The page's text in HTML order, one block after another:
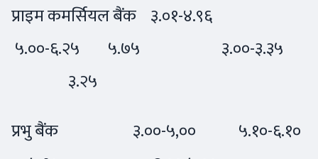
प्राइम कमर्सियल बैंक ३.०१-४.९६
५.००-६.२५ ५.७५ ३.००-३.३५
३.२५
प्रभु बैंक ३.००-५,०० ५.१०-६.१०